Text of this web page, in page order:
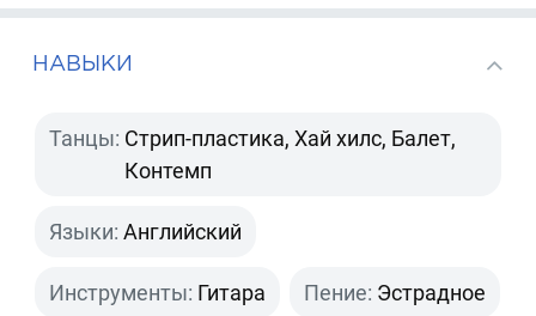
НАВЫКИ
Танцы: Стрип-пластика, Хай хилс, Балет,
Контемп
Языки: Английский
Инструменты: Гитара Пение: Эстрадное